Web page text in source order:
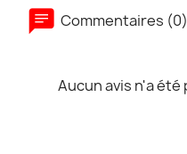
Commentaires (0)
Aucun avis n'a